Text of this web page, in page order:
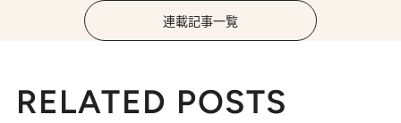
連載記事一覧
RELATED POSTS